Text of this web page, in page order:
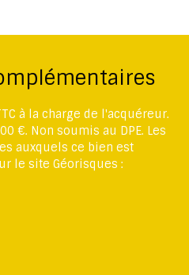
à la charge de l'acquéreur.
€. Non soumis au DPE. Les
auxquels ce bien est
le site Géorisques :